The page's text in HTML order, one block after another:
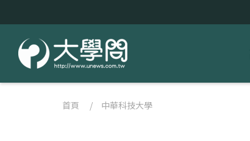
首頁 / 中華科技大學